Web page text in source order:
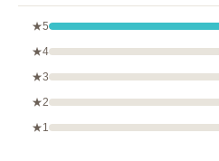
★5
★4
★3
★2
★1